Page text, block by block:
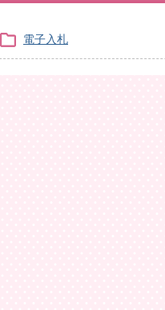
電子入札